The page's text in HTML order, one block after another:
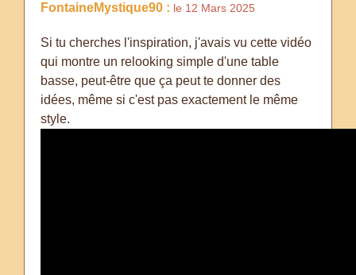
FontaineMystique90 : le 12 Mars 2025
Si tu cherches l'inspiration, j'avais vu cette vidéo
qui montre un relooking simple d'une table
basse, peut-être que ça peut te donner des
idées, même si c'est pas exactement le même
style.